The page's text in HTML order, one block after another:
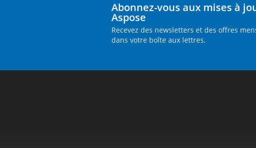
Abonnez-vous aux mises à
Aspose
Recevez des newsletters et des offres
dans votre boîte aux lettres.